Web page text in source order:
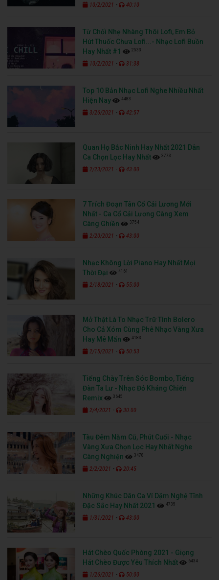
10/2/2021 - 40:10
Từ Chối Nhẹ Nhàng Thôi Lofi, Em Bỏ
Hút Thuốc Chưa Lofi...- Nhạc Lofi Buồn
Hay Nhất #1
2533
10/2/2021 - 31:38
Top 10 Bản Nhạc Lofi Nghe Nhiều Nhất
Hiện Nay
4483
3/26/2021 - 42:57
Quan Họ Bắc Ninh Hay Nhất 2021 Dân
Ca Chọn Lọc Hay Nhất
3773
2/23/2021 - 43:00
7 Trích Đoạn Tân Cổ Cải Lương Mới
Nhất - Ca Cổ Cải Lương Càng Xem
Càng Ghiền
3754
2/20/2021 - 43:00
Nhạc Không Lời Piano Hay Nhất Mọi
Thời Đại
4161
2/18/2021 - 55:00
Mở Thật Là To Nhạc Trữ Tình Bolero
Cho Cả Xóm Cùng Phê Nhạc Vàng Xưa
Hay Mê Mẩn
4183
2/15/2021 - 50:53
Tiếng Chày Trên Sóc Bombo, Tiếng
Đàn Ta Lư - Nhạc Đỏ Kháng Chiến
Remix
3645
2/4/2021 - 30:00
Tàu Đêm Năm Cũ, Phút Cuối - Nhạc
Vàng Xưa Chọn Lọc Hay Nhất Nghe
Càng Nghiện
3478
2/2/2021 - 20:45
Những Khúc Dân Ca Ví Dặm Nghệ Tĩnh
Đặc Sắc Hay Nhất 2021
4735
1/31/2021 - 43:00
Hát Chèo Quốc Phòng 2021 - Giọng
Hát Chèo Được Yêu Thích Nhất
6434
1/26/2021 - 50:00